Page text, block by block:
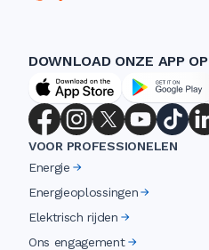
DOWNLOAD ONZE APP OP
VOOR PROFESSIONELEN
Energie
Energieoplossingen
Elektrisch rijden
Ons engagement